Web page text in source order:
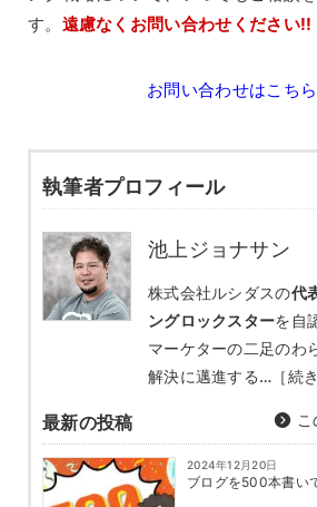
す。 遠慮なくお問い合わせください!!
お問い合わせはこち
執筆者プロフィール
池上ジョナサン
株式会社ルシダスの代
ングロックスターを自
マーケターの二足のわ
解決に邁進する… ［続
最新の投稿
2024年12月20日
ブログを500本書い